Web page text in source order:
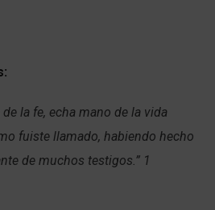
la fe, echa mano de la vida
fuiste llamado, habiendo hecho
de muchos testigos.” 1